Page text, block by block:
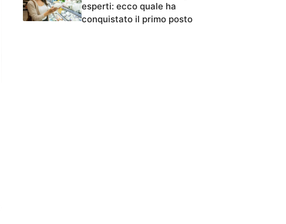
esperti: ecco quale ha
conquistato il primo posto